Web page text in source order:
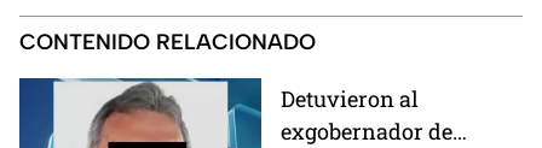
CONTENIDO RELACIONADO
Detuvieron al
exgobernador de